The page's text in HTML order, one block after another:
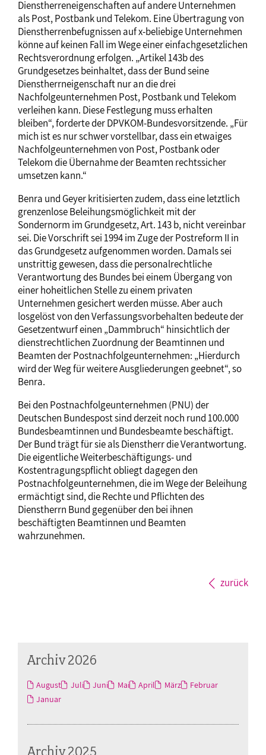
Dienstherreneigenschaften auf andere Unternehmen
als Post, Postbank und Telekom. Eine Übertragung von
Dienstherrenbefugnissen auf x-beliebige Unternehmen
könne auf keinen Fall im Wege einer einfachgesetzlichen
Rechtsverordnung erfolgen. „Artikel 143b des
Grundgesetzes beinhaltet, dass der Bund seine
Dienstherrneigenschaft nur an die drei
Nachfolgeunternehmen Post, Postbank und Telekom
verleihen kann. Diese Festlegung muss erhalten
bleiben“, forderte der DPVKOM-Bundesvorsitzende. „Für
mich ist es nur schwer vorstellbar, dass ein etwaiges
Nachfolgeunternehmen von Post, Postbank oder
Telekom die Übernahme der Beamten rechtssicher
umsetzen kann.“
Benra und Geyer kritisierten zudem, dass eine letztlich
grenzenlose Beleihungsmöglichkeit mit der
Sondernorm im Grundgesetz, Art. 143 b, nicht vereinbar
sei. Die Vorschrift sei 1994 im Zuge der Postreform II in
das Grundgesetz aufgenommen worden. Damals sei
unstrittig gewesen, dass die personalrechtliche
Verantwortung des Bundes bei einem Übergang von
einer hoheitlichen Stelle zu einem privaten
Unternehmen gesichert werden müsse. Aber auch
losgelöst von den Verfassungsvorbehalten bedeute der
Gesetzentwurf einen „Dammbruch“ hinsichtlich der
dienstrechtlichen Zuordnung der Beamtinnen und
Beamten der Postnachfolgeunternehmen: „Hierdurch
wird der Weg für weitere Ausgliederungen geebnet“, so
Benra.
Bei den Postnachfolgeunternehmen (PNU) der
Deutschen Bundespost sind derzeit noch rund 100.000
Bundesbeamtinnen und Bundesbeamte beschäftigt.
Der Bund trägt für sie als Dienstherr die Verantwortung.
Die eigentliche Weiterbeschäftigungs- und
Kostentragungspflicht obliegt dagegen den
Postnachfolgeunternehmen, die im Wege der Beleihung
ermächtigt sind, die Rechte und Pflichten des
Dienstherrn Bund gegenüber den bei ihnen
beschäftigten Beamtinnen und Beamten
wahrzunehmen.
zurück
Archiv 2026
August Juli Juni Mai April März
Februar
Januar
Archiv 2025